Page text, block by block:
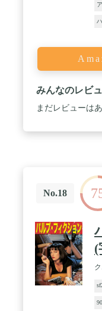
みんなのレビ
まだレビューは
No.18
(